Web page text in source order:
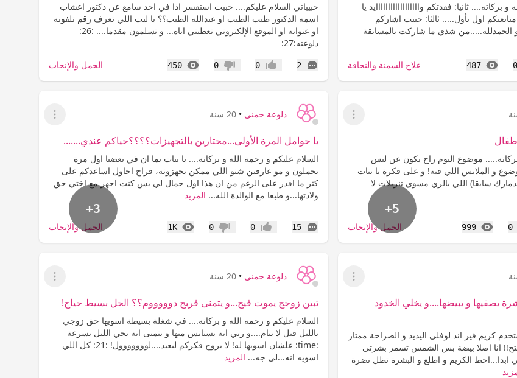
ثانيا: فقدتكم واااااااااااااااااايد يا
اول بأول..... ثالثا: حبيت اشاركم
شذي ما شاركت بالمسابقة
0
487
المشاهدات علاج السمنة والنحافة
حبيباتي السلام عليكم.... حبيت استفسر اذا في احد سامع عن دكتور اعشاب
اسمه الدكتور طيب الطيب او عبدالله الطيب؟؟ يا ليت اللي تعرف رقم تلفونه
او عنوانه او الموقع الإلكتروني تعطيني اياه... و تسلمون مقدما.... :26:
دلوعته:27:
2
التعليقات إعجاب0 عدم إعجاب
0
450
المشاهدات الحمل والإنجاب
عرض القائمة
موضوع اليوم راح يكون عن لبس
و الملابس اللي فيه! و على فكرة يا بنات
سابقا) اللي بالري مسوي تنزيلات لا
+5
0
999
المشاهدات الحمل والإنجاب
دلوعة حمني • 20 سنة
عرض القائمة
يا حوامل المرة الأولى...محتارين بالتجهيزات؟؟؟؟حياكم عندي.......
السلام عليكم و رحمة الله و بركاته.... يا بنات بما ان في بعضنا اول مرة
يحملون و مو عارفين شنو اللي ممكن يجهزونه، فراح احاول اساعدكم على
كثر ما اقدر على الرغم من ان هذا اول حمال لي بس كنت اجهز مع اختي حق
ولادتها...و طبعا مع الوالدة الله... المزيد
+3
15
التعليقات إعجاب0 عدم إعجاب
0
1K
المشاهدات الحمل والإنجاب
عرض القائمة
يصفيها و يبيضها....و يخلي الخدود
كريم فير اند لوفلي اليديد و الصراحة ممتاز
انا اصلا بيضة بس الشمس تسمر بشرتي
ابدا...احط الكريم و اطلع و البشرة تظل نضرة
دلوعة حمني • 20 سنة
عرض القائمة
تبين زوجج يموت فيج...و يتمنى قربج دوووووم؟؟ الحل بسيط حياج!
السلام عليكم و رحمه الله و بركاته.... في شغلة بسيطة اسويها حق زوجي
بالليل قبل لا ينام....و ربي انه يستانس منها و يتمنى انه يجي الليل بسرعة
:time: علشان اسويها له! لا يروح فكركم لبعيد....لووووووول! :21: كل اللي
اسويه انه...لي جه... المزيد